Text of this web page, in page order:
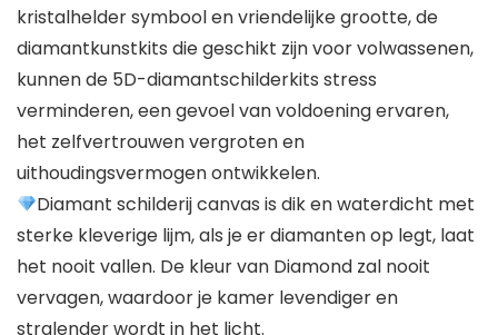
kristalhelder symbool en vriendelijke grootte, de
diamantkunstkits die geschikt zijn voor volwassenen,
kunnen de 5D-diamantschilderkits stress
verminderen, een gevoel van voldoening ervaren,
het zelfvertrouwen vergroten en
uithoudingsvermogen ontwikkelen.
Diamant schilderij canvas is dik en waterdicht met
sterke kleverige lijm, als je er diamanten op legt, laat
het nooit vallen. De kleur van Diamond zal nooit
vervagen, waardoor je kamer levendiger en
stralender wordt in het licht.